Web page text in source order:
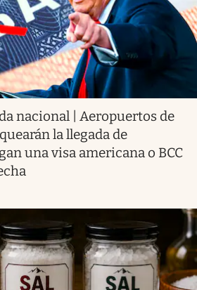
nacional | Aeropuertos de
la llegada de
una visa americana o BCC